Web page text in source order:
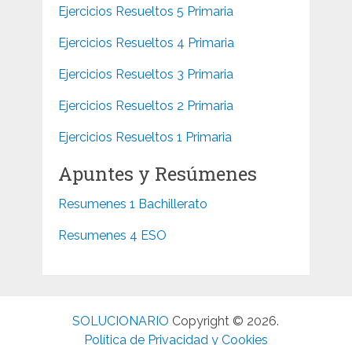
Ejercicios Resueltos 5 Primaria
Ejercicios Resueltos 4 Primaria
Ejercicios Resueltos 3 Primaria
Ejercicios Resueltos 2 Primaria
Ejercicios Resueltos 1 Primaria
Apuntes y Resúmenes
Resumenes 1 Bachillerato
Resumenes 4 ESO
SOLUCIONARIO Copyright © 2026.
Política de Privacidad y Cookies